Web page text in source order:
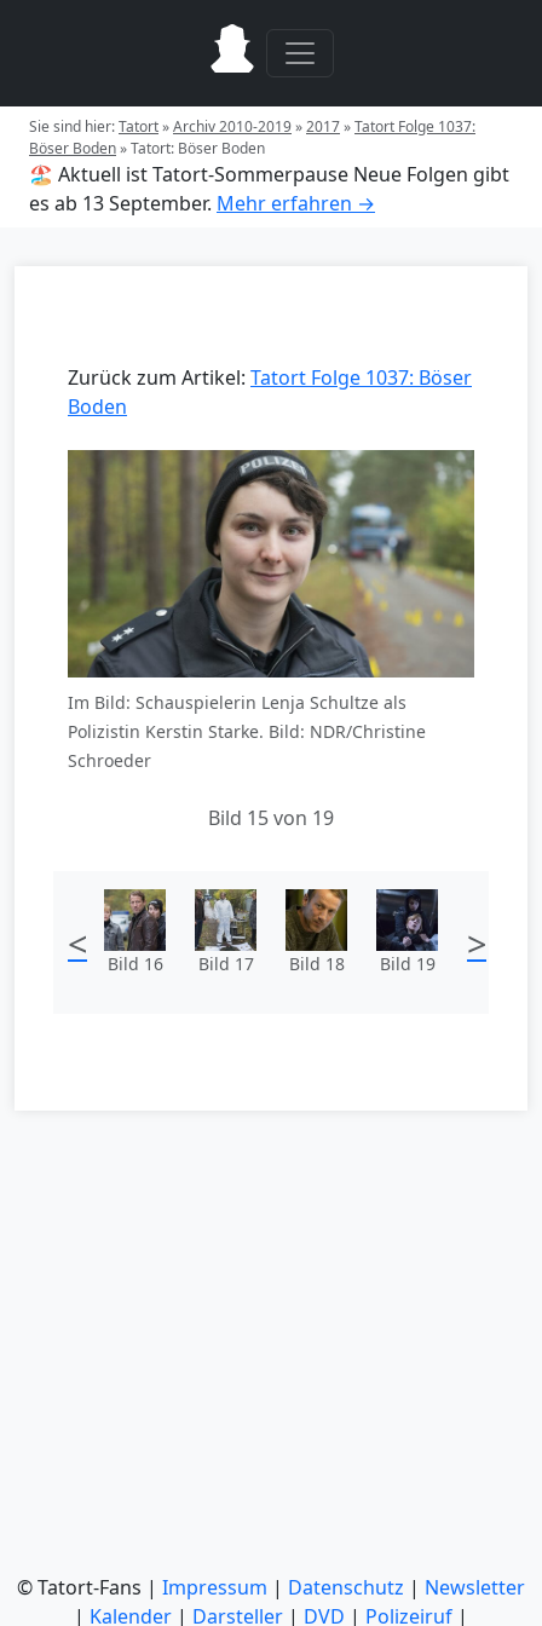
Sie sind hier:Tatort»Archiv 2010-2019»2017»Tatort Folge 1037:
Böser Boden»Tatort: Böser Boden
🏖️ Aktuell ist Tatort-Sommerpause Neue Folgen gibt
es ab 13 September. Mehr erfahren →
Zurück zum Artikel: Tatort Folge 1037: Böser
Boden
Im Bild: Schauspielerin Lenja Schultze als
Polizistin Kerstin Starke. Bild: NDR/Christine
Schroeder
Bild 15 von 19
< Bild 16 Bild 17 Bild 18 Bild 19 >
© Tatort-Fans | Impressum | Datenschutz | Newsletter
| Kalender | Darsteller | DVD | Polizeiruf |